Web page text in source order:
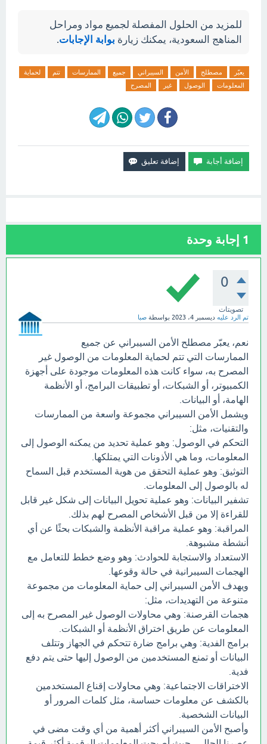
للمزيد من الحلول المفصلة لجميع مواد ومراحل
المناهج السعودية، يمكنك زيارة بوابة الإجابات.
يعبّر مصطلح الأمن السيبراني جميع الممارسات تتم
لحماية
المعلومات
الوصول غير المصرح
1 إجابة وحدة
0
تصويتات
تم الرد عليه ديسمبر 4، 2023 بواسطة صبا
نعم، يعبّر مصطلح الأمن السيبراني عن جميع
الممارسات التي تتم لحماية المعلومات من الوصول غير
المصرح به، سواء كانت هذه المعلومات موجودة على أجهزة
الكمبيوتر، أو الشبكات، أو تطبيقات البرامج، أو الأنظمة
الهامة، أو البيانات.
ويشمل الأمن السيبراني مجموعة واسعة من الممارسات
والتقنيات، مثل:
التحكم في الوصول: وهو عملية تحديد من يمكنه الوصول إلى
المعلومات، وما هي الأذونات التي يمتلكها.
التوثيق: وهو عملية التحقق من هوية المستخدم قبل السماح
له بالوصول إلى المعلومات.
تشفير البيانات: وهو عملية تحويل البيانات إلى شكل غير قابل
للقراءة إلا من قبل الأشخاص المصرح لهم بذلك.
المراقبة: وهو عملية مراقبة الأنظمة والشبكات بحثًا عن أي
أنشطة مشبوهة.
الاستعداد والاستجابة للحوادث: وهو وضع خطط للتعامل مع
الهجمات السيبرانية في حالة وقوعها.
ويهدف الأمن السيبراني إلى حماية المعلومات من مجموعة
متنوعة من التهديدات، مثل:
هجمات القرصنة: وهي محاولات الوصول غير المصرح به إلى
المعلومات عن طريق اختراق الأنظمة أو الشبكات.
برامج الفدية: وهي برامج ضارة تتحكم في الجهاز وتتلف
البيانات أو تمنع المستخدمين من الوصول إليها حتى يتم دفع
فدية.
الاختراقات الاجتماعية: وهي محاولات إقناع المستخدمين
بالكشف عن معلومات حساسة، مثل كلمات المرور أو
البيانات الشخصية.
وأصبح الأمن السيبراني أكثر أهمية من أي وقت مضى في